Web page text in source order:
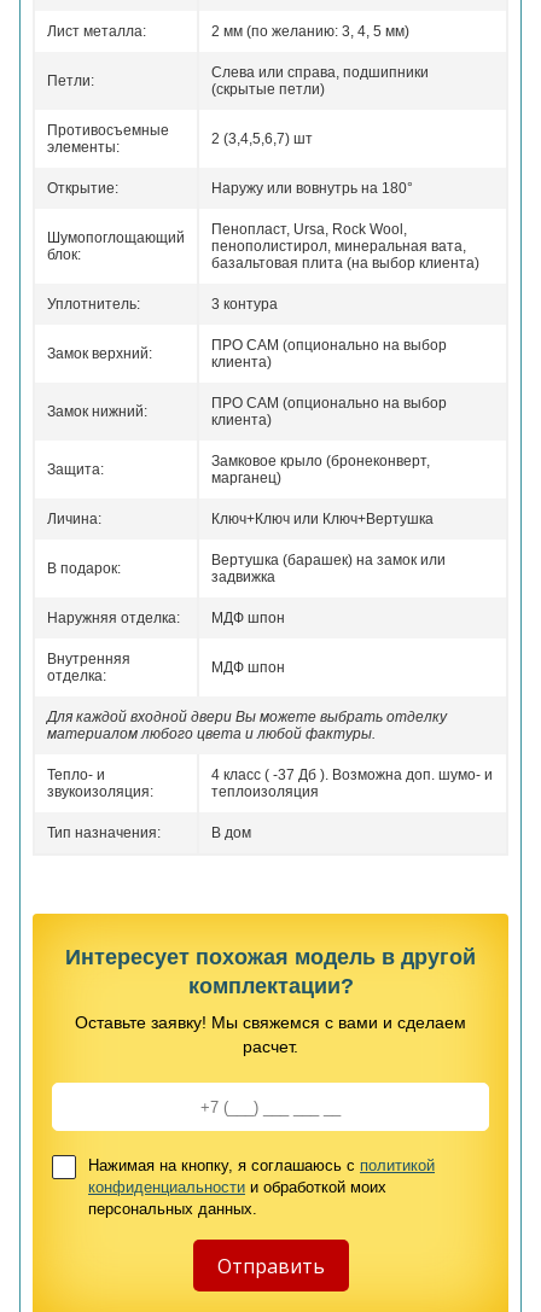
Лист металла: 2 мм (по желанию: 3, 4, 5 мм)
Петли:
Слева или справа, подшипники
(скрытые петли)
Противосъемные
элементы:
2 (3,4,5,6,7) шт
Открытие: Наружу или вовнутрь на 180°
Шумопоглощающий
блок:
Пенопласт, Ursa, Rock Wool,
пенополистирол, минеральная вата,
базальтовая плита (на выбор клиента)
Уплотнитель: 3 контура
Замок верхний:
ПРО САМ (опционально на выбор
клиента)
Замок нижний:
ПРО САМ (опционально на выбор
клиента)
Защита:
Замковое крыло (бронеконверт,
марганец)
Личина: Ключ+Ключ или Ключ+Вертушка
В подарок:
Вертушка (барашек) на замок или
задвижка
Наружняя отделка: МДФ шпон
Внутренняя
отделка:
МДФ шпон
Для каждой входной двери Вы можете выбрать отделку
материалом любого цвета и любой фактуры.
Тепло- и
звукоизоляция:
4 класс ( -37 Дб ). Возможна доп. шумо- и
теплоизоляция
Тип назначения: В дом
Интересует похожая модель в другой
комплектации?
Оставьте заявку! Мы свяжемся с вами и сделаем
расчет.
Нажимая на кнопку, я соглашаюсь с политикой
конфиденциальности и обработкой моих
персональных данных.